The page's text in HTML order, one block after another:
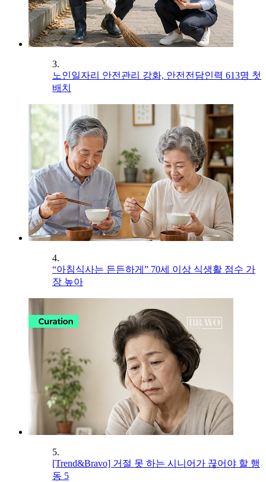
3.
노인일자리 안전관리 강화, 안전전담인력 613명 첫
배치
4.
“아침식사는 든든하게” 70세 이상 식생활 점수 가
장 높아
5.
[Trend&Bravo] 거절 못 하는 시니어가 끊어야 할 행
동 5